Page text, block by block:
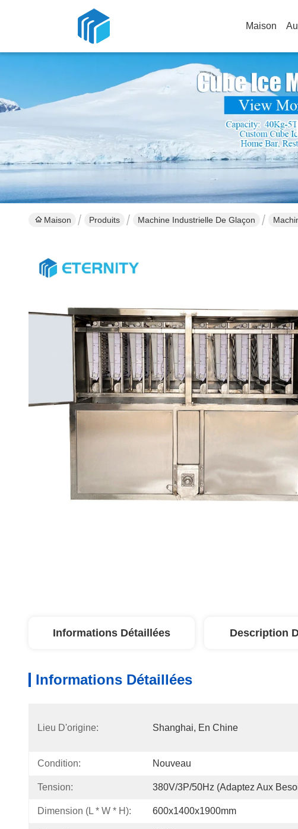
Maison
Maison Produits Machine Industrielle De Glaçon
Informations Détaillées Description
Informations Détaillées
Lieu D'origine: Shanghai, En Chine
Condition: Nouveau
Tension: 380V/3P/50Hz (adaptez Aux
Dimension (l * W * H): 600x1400x1900mm